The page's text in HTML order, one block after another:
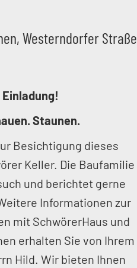
Westerndorfer Straße
Staunen.
Besichtigung dieses
Keller. Die Baufamilie
und berichtet gerne
Informationen zur
mit SchwörerHaus und
erhalten Sie von Ihrem
Hild. Wir bieten Ihnen